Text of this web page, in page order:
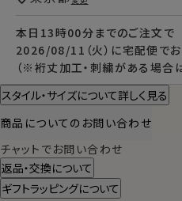
本日 13時00分 までのご注文で
2026/08/11（火） に宅配便 で
（※裄丈加工・刺繍がある場合は
スタイル・サイズについて詳しく見る
商品についてのお問い合わせ
チャットでお問い合わせ
返品・交換について
ギフトラッピングについて